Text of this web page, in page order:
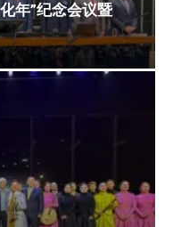
年”纪念会议暨